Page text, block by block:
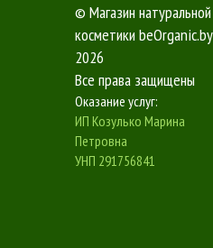
© Магазин натуральной
косметики beOrganic.by
2026
Все права защищены
Оказание услуг:
ИП Козулько Марина
Петровна
УНП 291756841